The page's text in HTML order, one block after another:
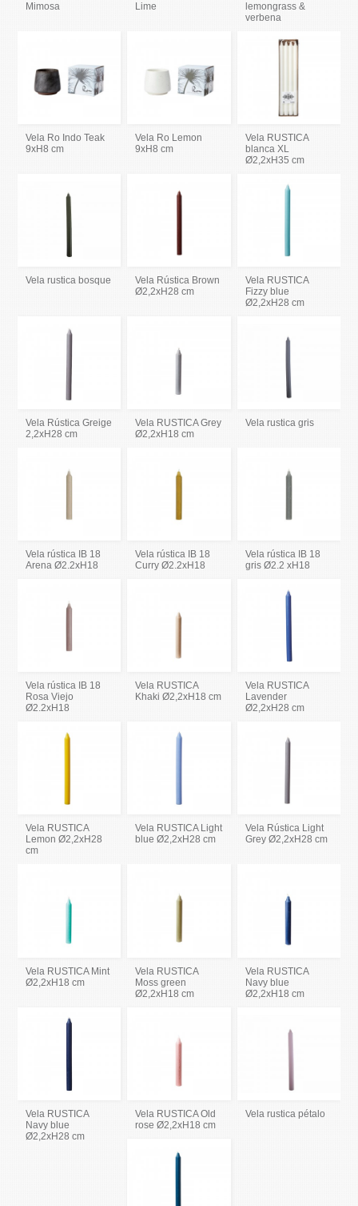
Mimosa
Lime
lemongrass &
verbena
Vela Ro Indo Teak
9xH8 cm
Vela Ro Lemon
9xH8 cm
Vela RUSTICA
blanca XL
Ø2,2xH35 cm
Vela rustica bosque
Vela Rústica Brown
Ø2,2xH28 cm
Vela RUSTICA
Fizzy blue
Ø2,2xH28 cm
Vela Rústica Greige
2,2xH28 cm
Vela RUSTICA Grey
Ø2,2xH18 cm
Vela rustica gris
Vela rústica IB 18
Arena Ø2.2xH18
Vela rústica IB 18
Curry Ø2.2xH18
Vela rústica IB 18
gris Ø2.2 xH18
Vela rústica IB 18
Rosa Viejo
Ø2.2xH18
Vela RUSTICA
Khaki Ø2,2xH18 cm
Vela RUSTICA
Lavender
Ø2,2xH28 cm
Vela RUSTICA
Lemon Ø2,2xH28
cm
Vela RUSTICA Light
blue Ø2,2xH28 cm
Vela Rústica Light
Grey Ø2,2xH28 cm
Vela RUSTICA Mint
Ø2,2xH18 cm
Vela RUSTICA
Moss green
Ø2,2xH18 cm
Vela RUSTICA
Navy blue
Ø2,2xH18 cm
Vela RUSTICA
Navy blue
Ø2,2xH28 cm
Vela RUSTICA Old
rose Ø2,2xH18 cm
Vela rustica pétalo